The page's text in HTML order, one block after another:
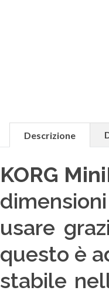
Descrizione
KORG
usare
questo è
stabile